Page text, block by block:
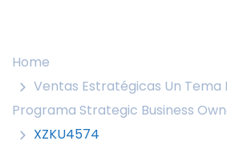
Home
Ventas Estratégicas Un Tema
Programa Strategic Business
XZKU4574